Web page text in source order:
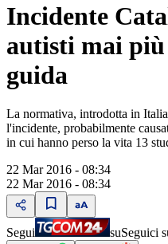
Incidente
autisti mai
guida
La normativa, introdotta in
l'incidente, probabilmente
in cui hanno perso la vita 13
22 Mar 2016 - 08:34
22 Mar 2016 - 08:34
Segui suSeguici